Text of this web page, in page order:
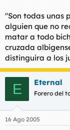
"Son todas unas
alguien que no
matar a todo
cruzada
distinguira a los
E Eternal
Forero del
16 Ago 2005